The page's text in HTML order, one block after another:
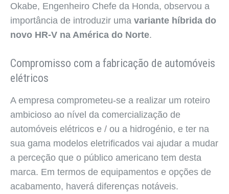
Okabe, Engenheiro Chefe da Honda, observou a
importância de introduzir uma variante híbrida do
novo HR-V na América do Norte.
Compromisso com a fabricação de automóveis
elétricos
A empresa comprometeu-se a realizar um roteiro
ambicioso ao nível da comercialização de
automóveis elétricos e / ou a hidrogénio, e ter na
sua gama modelos eletrificados vai ajudar a mudar
a perceção que o público americano tem desta
marca. Em termos de equipamentos e opções de
acabamento, haverá diferenças notáveis.